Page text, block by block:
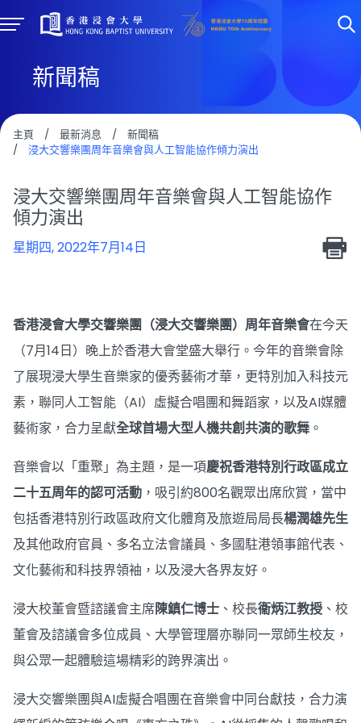
新聞稿
主頁 / 最新消息 /
新聞稿
/
浸大交響樂團周年音樂會與人工智能協作傾力演出
浸大交響樂團周年音樂會與人工智能協作
傾力演出
星期四, 2022年7月14日
香港浸會大學交響樂團（浸大交響樂團）周年音樂會在今天
（7月14日）晚上於香港大會堂盛大舉行。今年的音樂會除
了展現浸大學生音樂家的優秀藝術才華，更特別加入科技元
素，聯同人工智能（AI）虛擬合唱團和舞蹈家，以及AI媒體
藝術家，合力呈獻全球首場大型人機共創共演的歌舞 。
音樂會以「重聚」為主題，是一項慶祝香港特別行政區成立
二十五周年的認可活動 ，吸引約800名觀眾出席欣賞，當中
包括香港特別行政區政府文化體育及旅遊局局長楊潤雄先生
及其他政府官員、多名立法會議員、多國駐港領事館代表、
文化藝術和科技界領袖，以及浸大各界友好。
浸大校董會暨諮議會主席陳鎮仁博士 、校長衞炳江教授 、校
董會及諮議會多位成員、大學管理層亦聯同一眾師生校友，
與公眾一起體驗這場精彩的跨界演出。
浸大交響樂團與AI虛擬合唱團在音樂會中同台獻技，合力演